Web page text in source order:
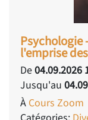
Psychologie
l'emprise
De04.09.2026
Jusqu'au
À Cours Zoom